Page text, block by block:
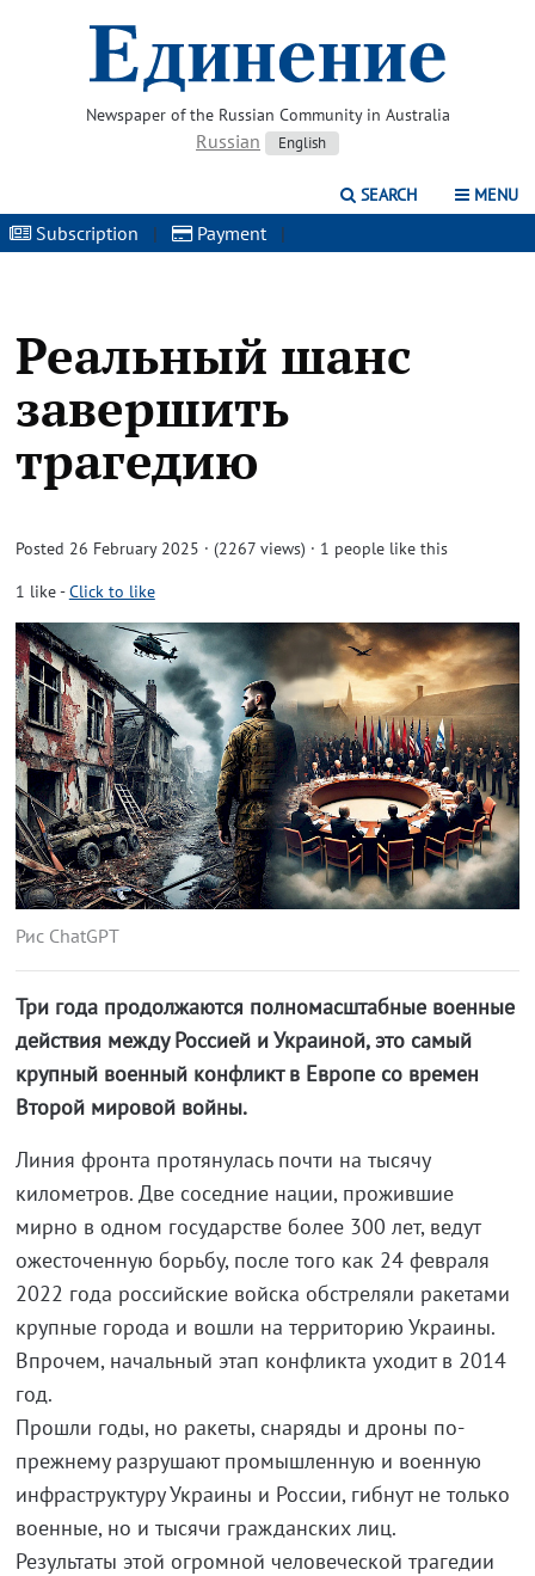
Newspaper of the Russian Community in Australia
Russian English
SEARCH MENU
Subscription | Payment |
Реальный шанс
завершить
трагедию
Posted 26 February 2025 · (2267 views) · 1 people like this
1 like-Click to like
Рис ChatGPT
Три года продолжаются полномасштабные военные
действия между Россией и Украиной, это самый
крупный военный конфликт в Европе со времен
Второй мировой войны.
Линия фронта протянулась почти на тысячу
километров. Две соседние нации, прожившие
мирно в одном государстве более 300 лет, ведут
ожесточенную борьбу, после того как 24 февраля
2022 года российские войска обстреляли ракетами
крупные города и вошли на территорию Украины.
Впрочем, начальный этап конфликта уходит в 2014
год.
Прошли годы, но ракеты, снаряды и дроны по-
прежнему разрушают промышленную и военную
инфраструктуру Украины и России, гибнут не только
военные, но и тысячи гражданских лиц.
Результаты этой огромной человеческой трагедии